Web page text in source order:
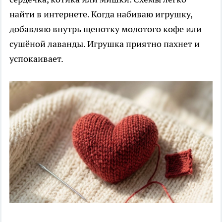
найти в интернете. Когда набиваю игрушку,
добавляю внутрь щепотку молотого кофе или
сушёной лаванды. Игрушка приятно пахнет и
успокаивает.